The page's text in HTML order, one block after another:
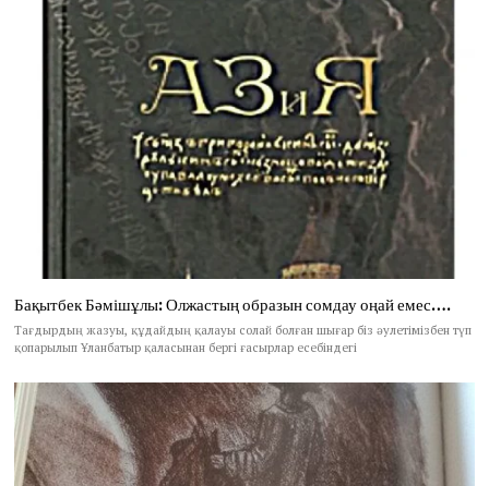
Бақытбек Бәмішұлы: Олжастың образын сомдау оңай емес….
Тағдырдың жазуы, құдайдың қалауы солай болған шығар біз әулетімізбен түп
қопарылып Ұланбатыр қаласынан бергі ғасырлар есебіндегі